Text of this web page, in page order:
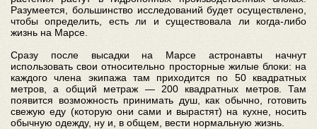
Разумеется, большинство исследований будет осуществлено,
чтобы определить, есть ли и существовала ли когда-либо
жизнь на Марсе.
Сразу после высадки на Марсе астронавты начнут
использовать свои относительно просторные жилые блоки: на
каждого члена экипажа там приходится по 50 квадратных
метров, а общий метраж — 200 квадратных метров. Там
появится возможность принимать душ, как обычно, готовить
свежую еду (которую они сами и вырастят) на кухне, носить
обычную одежду, ну и, в общем, вести нормальную жизнь.